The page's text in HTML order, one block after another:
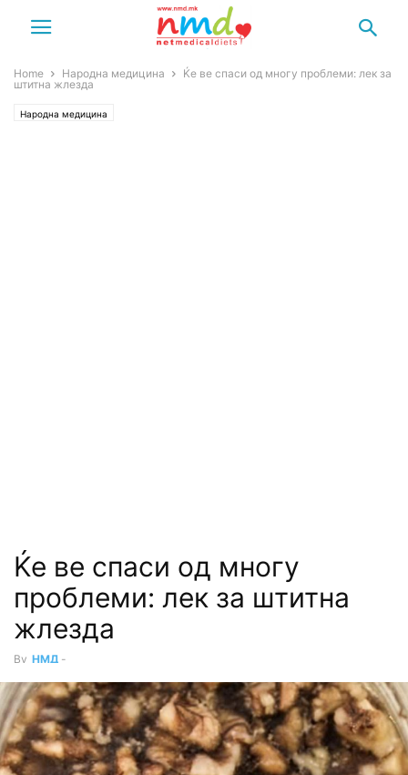
Home Народна медицина
Ќе ве спаси од многу проблеми: лек за
штитна жлезда
Народна медицина
Ќе ве спаси од многу
проблеми: лек за штитна
жлезда
By НМД -